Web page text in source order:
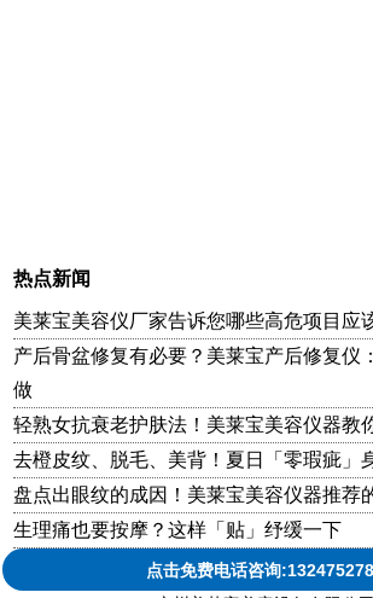
热点新闻
美莱宝美容仪厂家告诉您哪些高危项目应
产后骨盆修复有必要？美莱宝产后修复仪
做
轻熟女抗衰老护肤法！美莱宝美容仪器教
去橙皮纹、脱毛、美背！夏日「零瑕疵」
盘点出眼纹的成因！美莱宝美容仪器推荐
生理痛也要按摩？这样「贴」纾缓一下
点击免费电话咨询